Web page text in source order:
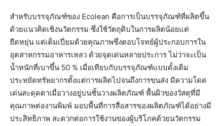
สำหรับบรรจุภัณฑ์ของ Ecolean คือการเป็นบรรจุภัณฑ์ที่ผลิตขึ้น
ด้วยแนวคิดเชิงนวัตกรรม ซึ่งใช้วัตถุดิบในการผลิตน้อยแต่
ยืดหยุ่น แต่เต็มเปี่ยมด้วยคุณภาพซึ่งตอบโจทย์ผู้ประกอบการใน
อุตสาหกรรมอาหารเหลว ด้วยจุดเด่นหลายประการ ไม่ว่าจะเป็น
น้ำหนักที่เบาขึ้น 50 % เมื่อเทียบกับบรรจุภัณฑ์แบบดั้งเดิม
ประหยัดทรัพยากรตั้งแต่การผลิตไปจนถึงการขนส่ง มีความโดด
เด่นสะดุดตาเมื่อวางอยู่บนชั้นวางผลิตภัณฑ์ พื้นผิวของวัสดุที่มี
คุณภาพต่องานพิมพ์ มอบพื้นที่การสื่อสารของผลิตภัณฑ์ได้อย่างมี
ประสิทธิภาพ สะดวกต่อการใช้งานของผู้บริโภคด้วยนวัตกรรม